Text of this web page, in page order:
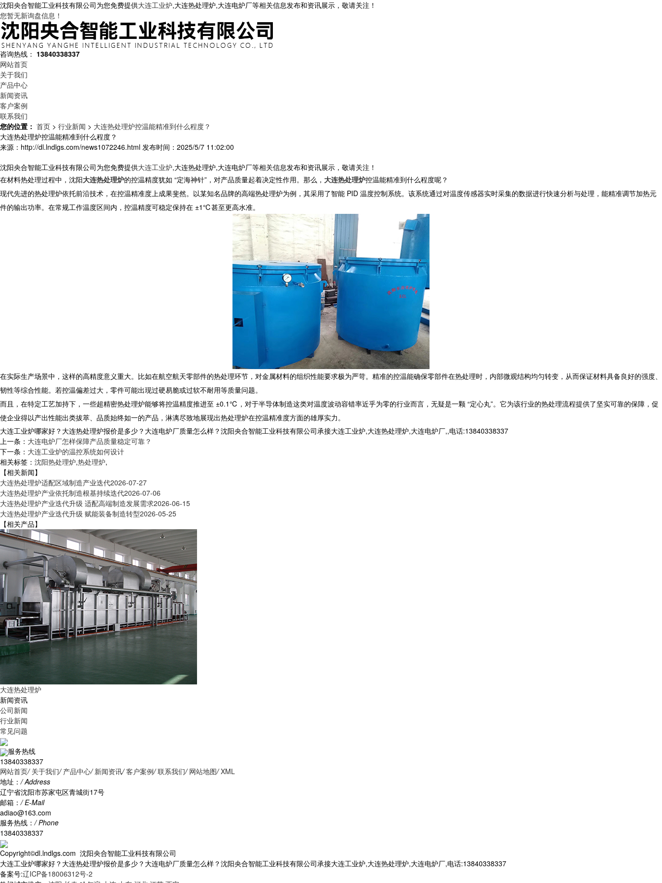
沈阳央合智能工业科技有限公司为您免费提供大连工业炉,大连热处理炉,大连电炉厂等相关信息发布和资讯展示，敬请关注！
您暂无新询盘信息！
咨询热线： 13840338337
网站首页
关于我们
产品中心
新闻资讯
客户案例
联系我们
您的位置： 首页 > 行业新闻 > 大连热处理炉控温能精准到什么程度？
大连热处理炉控温能精准到什么程度？
来源：http://dl.lndlgs.com/news1072246.html 发布时间：2025/5/7 11:02:00
沈阳央合智能工业科技有限公司为您免费提供大连工业炉,大连热处理炉,大连电炉厂等相关信息发布和资讯展示，敬请关注！
在材料热处理过程中， 沈阳大连热处理炉的控温精度犹如 “定海神针”，对产品质量起着决定性作用。那么， 大连热处理炉控温能精准到什么程度呢？​
现代先进的热处理炉依托前沿技术，在控温精准度上成果斐然。以某知名品牌的高端热处理炉为例，其采用了智能 PID 温度控制系统。该系统通过对温度传感器实时采集的数据进行快速分析与处理，能精准调节加热元
件的输出功率。在常规工作温度区间内，控温精度可稳定保持在 ±1℃甚至更高水准。
在实际生产场景中，这样的高精度意义重大。比如在航空航天零部件的热处理环节，对金属材料的组织性能要求极为严苛。精准的控温能确保零部件在热处理时，内部微观结构均匀转变，从而保证材料具备良好的强度、
韧性等综合性能。若控温偏差过大，零件可能出现过硬易脆或过软不耐用等质量问题。​
而且，在特定工艺加持下，一些超精密热处理炉能够将控温精度推进至 ±0.1℃，对于半导体制造这类对温度波动容错率近乎为零的行业而言，无疑是一颗 “定心丸”。它为该行业的热处理流程提供了坚实可靠的保障，促
使企业得以产出性能出类拔萃、品质始终如一的产品，淋漓尽致地展现出热处理炉在控温精准度方面的雄厚实力。
大连工业炉哪家好？大连热处理炉报价是多少？大连电炉厂质量怎么样？沈阳央合智能工业科技有限公司承接大连工业炉,大连热处理炉,大连电炉厂,,电话:13840338337
上一条： 大连电炉厂怎样保障产品质量稳定可靠？
下一条： 大连工业炉的温控系统如何设计
相关标签： 沈阳热处理炉,热处理炉,
【相关新闻】
大连热处理炉适配区域制造产业迭代2026-07-27
大连热处理炉产业依托制造根基持续迭代2026-07-06
大连热处理炉产业迭代升级 适配高端制造发展需求2026-06-15
大连热处理炉产业迭代升级 赋能装备制造转型2026-05-25
【相关产品】
大连热处理炉
新闻资讯
公司新闻
行业新闻
常见问题
服务热线
13840338337
网站首页/ 关于我们/ 产品中心/ 新闻资讯/ 客户案例/ 联系我们/ 网站地图/ XML
地址：/ Address
辽宁省沈阳市苏家屯区青城街17号
邮箱：/ E-Mail
adiao@163.com
服务热线：/ Phone
13840338337
Copyright©dl.lndlgs.com 沈阳央合智能工业科技有限公司
大连工业炉哪家好？大连热处理炉报价是多少？大连电炉厂质量怎么样？沈阳央合智能工业科技有限公司承接大连工业炉,大连热处理炉,大连电炉厂,电话:13840338337
备案号:辽ICP备18006312号-2